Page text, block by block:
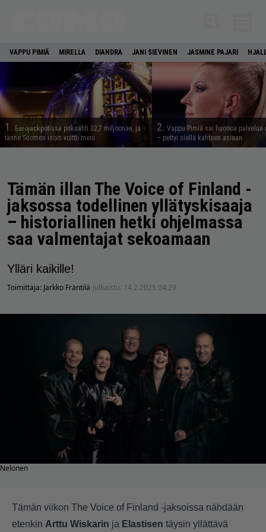
VAPPU PIMIÄ MIRELLA DIANDRA JANI SIEVINEN JASMINE PAJARI
1. Eurojackpotissa poksahti 32,7 miljoonaa, ja
tänne Suomen isoin voitto meni
2. Vappu Pimiä sai huonoa palvelua
– pettyi siellä kahteen asiaan
Tämän illan The Voice of Finland -
jaksossa todellinen yllätyskisaaja
– historiallinen hetki ohjelmassa
saa valmentajat sekoamaan
Ylläri kaikille!
Toimittaja: Jarkko Fräntilä Julkaistu: 14.2.2025 04:29
Nelonen
Tämän viikon The Voice of Finland -jaksoissa nähdään
etenkin Arttu Wiskarin ja Elastisen täysin yllättävä